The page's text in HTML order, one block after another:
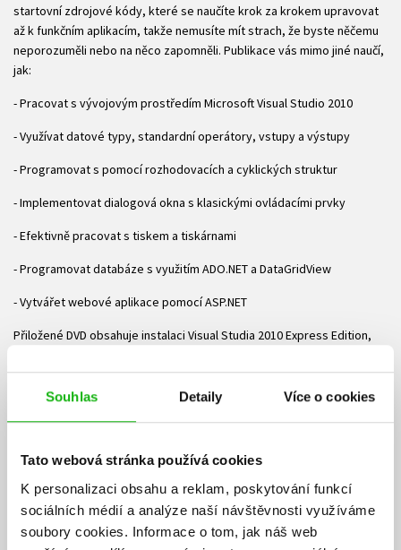
Souhlas Detaily Více o cookies
Tato webová stránka používá cookies
K personalizaci obsahu a reklam, poskytování funkcí
sociálních médií a analýze naší návštěvnosti využíváme
soubory cookies. Informace o tom, jak náš web
startovní zdrojové kódy, které se naučíte krok za krokem upravovat
až k funkčním aplikacím, takže nemusíte mít strach, že byste něčemu
neporozuměli nebo na něco zapomněli. Publikace vás mimo jiné naučí,
jak:
- Pracovat s vývojovým prostředím Microsoft Visual Studio 2010
- Využívat datové typy, standardní operátory, vstupy a výstupy
- Programovat s pomocí rozhodovacích a cyklických struktur
- Implementovat dialogová okna s klasickými ovládacími prvky
- Efektivně pracovat s tiskem a tiskárnami
- Programovat databáze s využitím ADO.NET a DataGridView
- Vytvářet webové aplikace pomocí ASP.NET
Přiložené DVD obsahuje instalaci Visual Studia 2010 Express Edition,
lokalizované do češtiny. O autorovi:
Michael Halvorson napsal přes 35 knih o programování v jazyce Visual
Basic, se kterým má mnohaleté zkušenosti. Všechny jeho publikace,
Visual Basic 6.0 Professional Krok za krokem nebo Microsoft Visual
Basic 2008 Krok za krokem.
Ke stažení